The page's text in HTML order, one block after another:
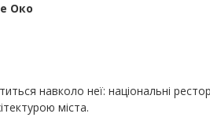
Око
навколо неї: національні
міста.